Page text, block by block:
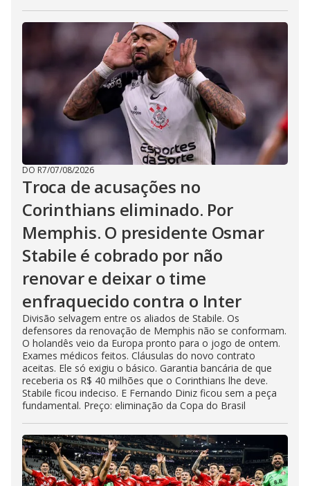
DO R7/07/08/2026
Troca de acusações no
Corinthians eliminado. Por
Memphis. O presidente Osmar
Stabile é cobrado por não
renovar e deixar o time
enfraquecido contra o Inter
Divisão selvagem entre os aliados de Stabile. Os
defensores da renovação de Memphis não se conformam.
O holandês veio da Europa pronto para o jogo de ontem.
Exames médicos feitos. Cláusulas do novo contrato
aceitas. Ele só exigiu o básico. Garantia bancária de que
receberia os R$ 40 milhões que o Corinthians lhe deve.
Stabile ficou indeciso. E Fernando Diniz ficou sem a peça
fundamental. Preço: eliminação da Copa do Brasil